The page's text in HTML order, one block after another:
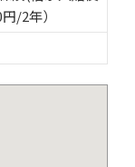
/2年）